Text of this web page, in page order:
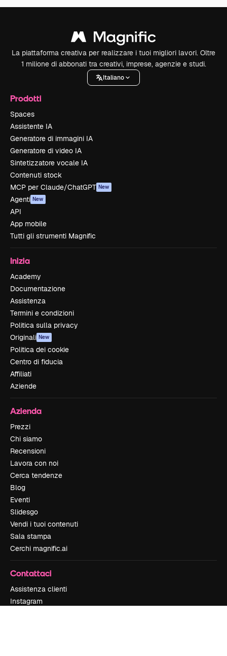
La piattaforma creativa per realizzare i tuoi migliori lavori. Oltre
1 milione di abbonati tra creativi, imprese, agenzie e studi.
Italiano
Prodotti
Spaces
Assistente IA
Generatore di immagini IA
Generatore di video IA
Sintetizzatore vocale IA
Contenuti stock
MCP per Claude/ChatGPT New
Agenti New
API
App mobile
Tutti gli strumenti Magnific
Inizia
Academy
Documentazione
Assistenza
Termini e condizioni
Politica sulla privacy
Originali New
Politica dei cookie
Centro di fiducia
Affiliati
Aziende
Azienda
Prezzi
Chi siamo
Recensioni
Lavora con noi
Cerca tendenze
Blog
Eventi
Slidesgo
Vendi i tuoi contenuti
Sala stampa
Cerchi magnific.ai
Contattaci
Assistenza clienti
Instagram